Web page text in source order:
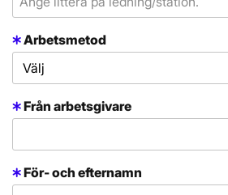
Arbetsmetod
Från arbetsgivare
För- och efternamn